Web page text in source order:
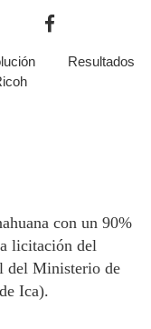
Resultados
con un 90%
licitación del
del Ministerio de
Ica).